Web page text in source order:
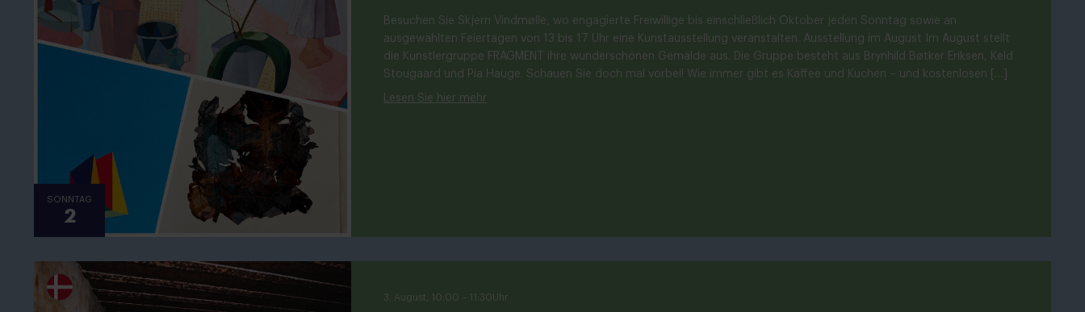
SONNTAG
2
Besuchen Sie Skjern Vindmølle, wo engagierte Freiwillige bis einschließlich Oktober jeden Sonntag sowie an
ausgewählten Feiertagen von 13 bis 17 Uhr eine Kunstausstellung veranstalten. Ausstellung im August Im August stellt
die Künstlergruppe FRAGMENT ihre wunderschönen Gemälde aus. Die Gruppe besteht aus Brynhild Bøtker Eriksen, Keld
Stougaard und Pia Hauge. Schauen Sie doch mal vorbei! Wie immer gibt es Kaffee und Kuchen – und kostenlosen […]
Lesen Sie hier mehr
3. August, 10:00 – 11:30 Uhr